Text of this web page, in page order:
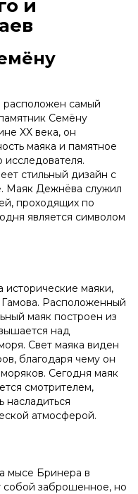
и
расположен самый
Семёну
XX века, он
маяка и памятное
исследователя.
стильный дизайн с
Маяк Дежнёва служил
проходящих по
является символом
исторические маяки,
Расположенный
маяк построен из
над
Свет маяка виден
благодаря чему он
Сегодня маяк
смотрителем,
насладиться
атмосферой.
мысе Бринера в
собой заброшенное, но